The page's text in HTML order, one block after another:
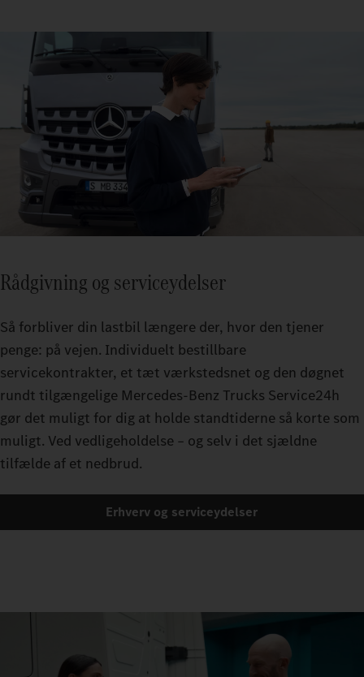
Rådgivning og serviceydelser
Så forbliver din lastbil længere der, hvor den tjener
penge: på vejen. Individuelt bestillbare
servicekontrakter, et tæt værkstedsnet og den døgnet
rundt tilgængelige Mercedes-Benz Trucks Service24h
gør det muligt for dig at holde standtiderne så korte som
muligt. Ved vedligeholdelse – og selv i det sjældne
tilfælde af et nedbrud.
Erhverv og serviceydelser